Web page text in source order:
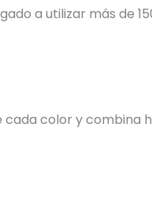
a utilizar más de
cada color y combina